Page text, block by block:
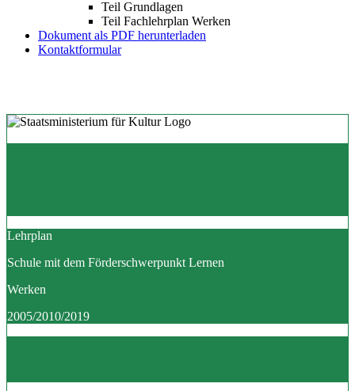
Teil Grundlagen
Teil Fachlehrplan Werken
Dokument als PDF herunterladen
Kontaktformular
Lehrplan
Schule mit dem Förderschwerpunkt Lernen
Werken
2005/2010/2019